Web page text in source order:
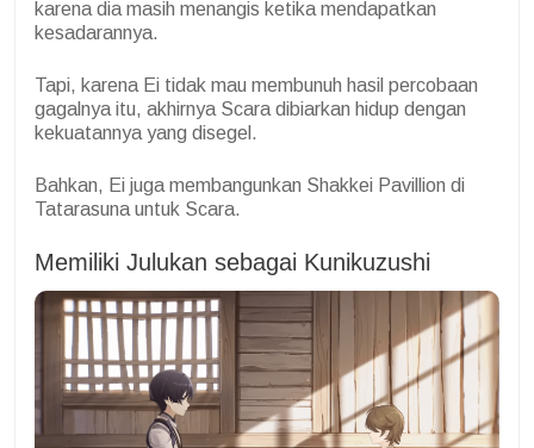
karena dia masih menangis ketika mendapatkan
kesadarannya.
Tapi, karena Ei tidak mau membunuh hasil percobaan
gagalnya itu, akhirnya Scara dibiarkan hidup dengan
kekuatannya yang disegel.
Bahkan, Ei juga membangunkan Shakkei Pavillion di
Tatarasuna untuk Scara.
Memiliki Julukan sebagai Kunikuzushi